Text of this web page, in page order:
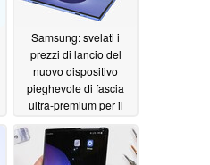
Samsung: svelati i
prezzi di lancio del
nuovo dispositivo
pieghevole di fascia
ultra-premium per il
mercato britannico
07/04/2026